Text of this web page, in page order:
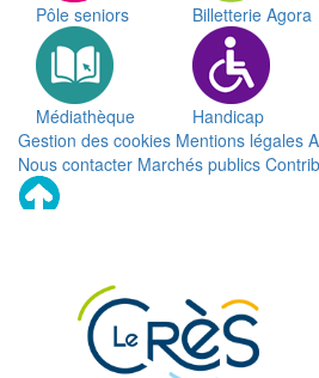
Pôle seniors Billetterie Agora
Médiathèque
Handicap
Gestion des cookies Mentions légales
Nous contacter Marchés publics
Remonter